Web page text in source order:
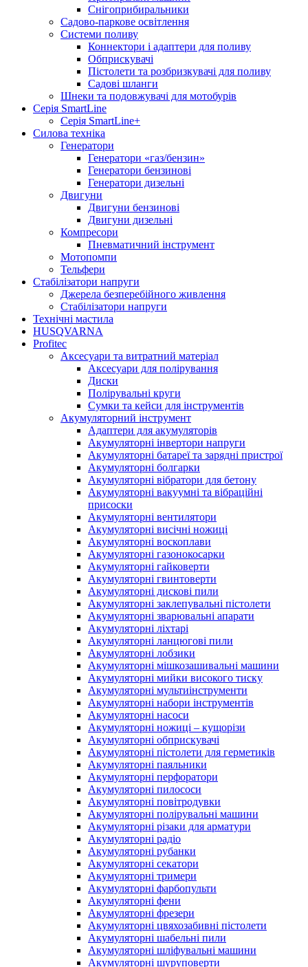
Снігоприбиральники
Садово-паркове освітлення
Системи поливу
Коннектори і адаптери для поливу
Обприскувачі
Пістолети та розбризкувачі для поливу
Садові шланги
Шнеки та подовжувачі для мотобурів
Серія SmartLine
Серія SmartLine+
Силова техніка
Генератори
Генератори «газ/бензин»
Генератори бензинові
Генератори дизельні
Двигуни
Двигуни бензинові
Двигуни дизельні
Компресори
Пневматичний інструмент
Мотопомпи
Тельфери
Стабілізатори напруги
Джерела безперебійного живлення
Стабілізатори напруги
Технічні мастила
HUSQVARNA
Profitec
Аксесуари та витратний матеріал
Аксесуари для полірування
Диски
Полірувальні круги
Сумки та кейси для інструментів
Акумуляторний інструмент
Адаптери для акумуляторів
Акумуляторні інвертори напруги
Акумуляторні батареї та зарядні пристрої
Акумуляторні болгарки
Акумуляторні вібратори для бетону
Акумуляторні вакуумні та вібраційні
присоски
Акумуляторні вентилятори
Акумуляторні висічні ножиці
Акумуляторні воскоплави
Акумуляторні газонокосарки
Акумуляторні гайковерти
Акумуляторні гвинтоверти
Акумуляторні дискові пили
Акумуляторні заклепувальні пістолети
Акумуляторні зварювальні апарати
Акумуляторні ліхтарі
Акумуляторні ланцюгові пили
Акумуляторні лобзики
Акумуляторні мішкозашивальні машини
Акумуляторні мийки високого тиску
Акумуляторні мультиінструменти
Акумуляторні набори інструментів
Акумуляторні насоси
Акумуляторні ножиці – кущорізи
Акумуляторні обприскувачі
Акумуляторні пістолети для герметиків
Акумуляторні паяльники
Акумуляторні перфоратори
Акумуляторні пилососи
Акумуляторні повітродувки
Акумуляторні полірувальні машини
Акумуляторні різаки для арматури
Акумуляторні радіо
Акумуляторні рубанки
Акумуляторні секатори
Акумуляторні тримери
Акумуляторні фарбопульти
Акумуляторні фени
Акумуляторні фрезери
Акумуляторні цвяхозабивні пістолети
Акумуляторні шабельні пили
Акумуляторні шліфувальні машини
Акумуляторні шуруповерти